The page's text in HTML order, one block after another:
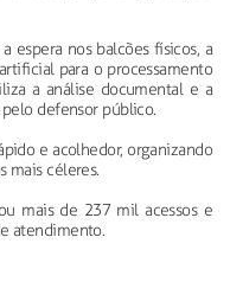
espera nos balcões físicos, a
para o processamento
a análise documental e a
defensor público.
e acolhedor, organizando
mais céleres.
mais de 237 mil acessos e
atendimento.